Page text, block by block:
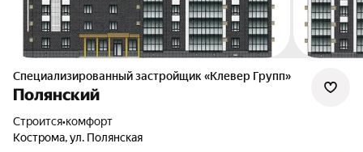
Специализированный застройщик «Клевер Групп»
Полянский
Строится•комфорт
Кострома, ул. Полянская